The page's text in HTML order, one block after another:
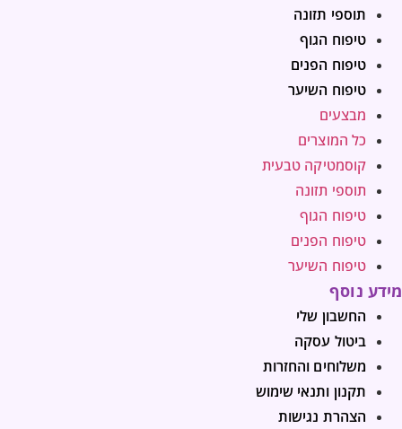
תוספי תזונה
טיפוח הגוף
טיפוח הפנים
טיפוח השיער
מבצעים
כל המוצרים
קוסמטיקה טבעית
תוספי תזונה
טיפוח הגוף
טיפוח הפנים
טיפוח השיער
מידע נוסף
החשבון שלי
ביטול עסקה
משלוחים והחזרות
תקנון ותנאי שימוש
הצהרת נגישות